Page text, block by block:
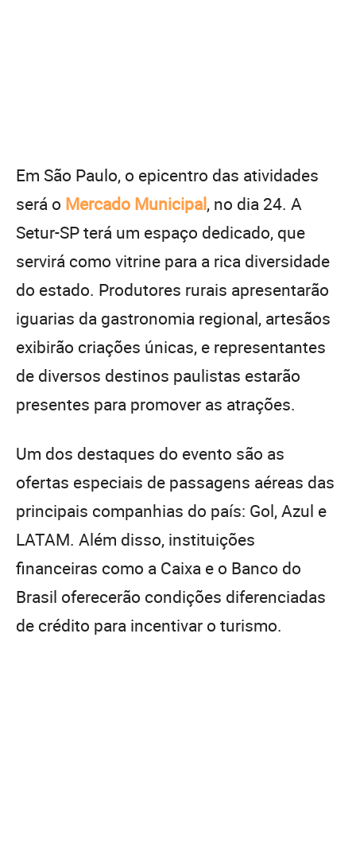
Em São Paulo, o epicentro das atividades
será o Mercado Municipal, no dia 24. A
Setur-SP terá um espaço dedicado, que
servirá como vitrine para a rica diversidade
do estado. Produtores rurais apresentarão
iguarias da gastronomia regional, artesãos
exibirão criações únicas, e representantes
de diversos destinos paulistas estarão
presentes para promover as atrações.
Um dos destaques do evento são as
ofertas especiais de passagens aéreas das
principais companhias do país: Gol, Azul e
LATAM. Além disso, instituições
financeiras como a Caixa e o Banco do
Brasil oferecerão condições diferenciadas
de crédito para incentivar o turismo.